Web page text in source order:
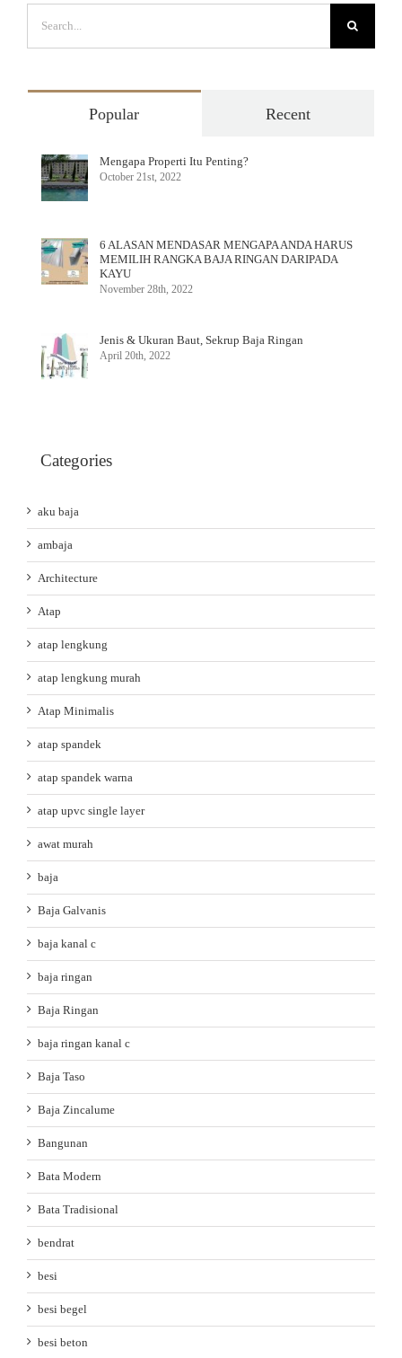
for:
Popular Recent
Mengapa Properti Itu Penting?
October 21st, 2022
6 ALASAN MENDASAR MENGAPA ANDA HARUS
MEMILIH RANGKA BAJA RINGAN DARIPADA
KAYU
November 28th, 2022
Jenis & Ukuran Baut, Sekrup Baja Ringan
April 20th, 2022
Categories
aku baja
ambaja
Architecture
Atap
atap lengkung
atap lengkung murah
Atap Minimalis
atap spandek
atap spandek warna
atap upvc single layer
awat murah
baja
Baja Galvanis
baja kanal c
baja ringan
Baja Ringan
baja ringan kanal c
Baja Taso
Baja Zincalume
Bangunan
Bata Modern
Bata Tradisional
bendrat
besi
besi begel
besi beton